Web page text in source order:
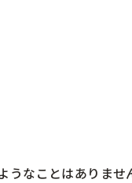
うなことはありま